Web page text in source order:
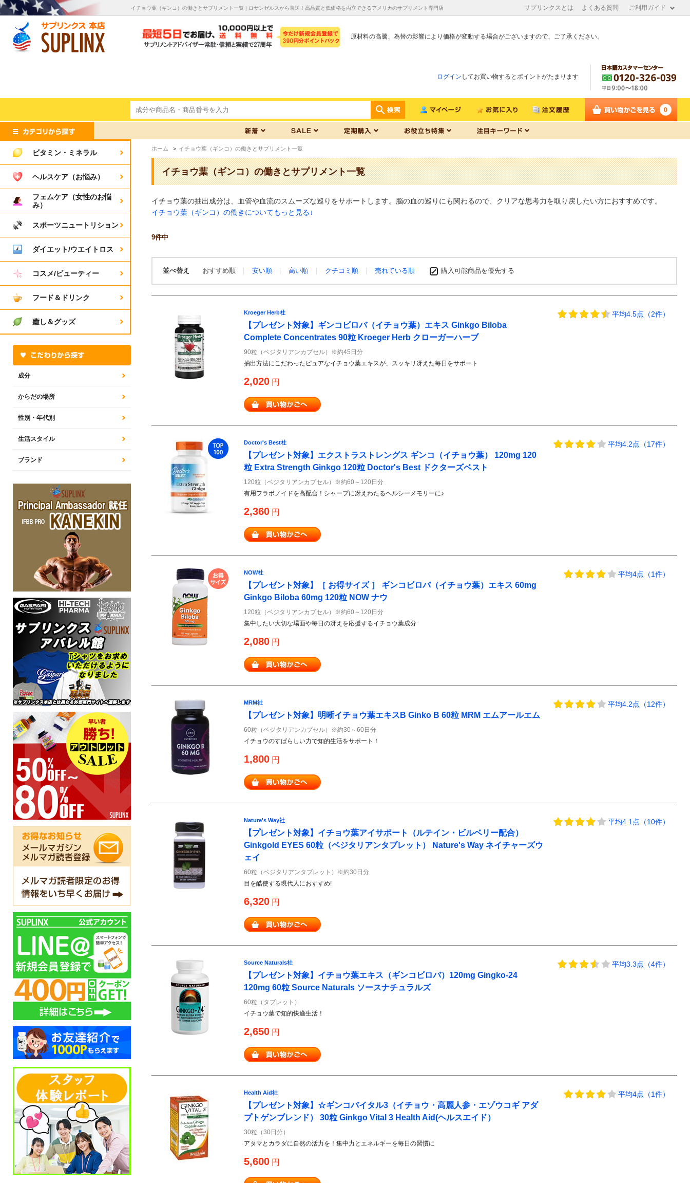
イチョウ葉（ギンコ）の働きとサプリメント一覧 | ロサンゼルスから直送！高品質と低価格を両立できるアメリカのサプリメント専門店 サプリンクスとは よくある質問 ご利用ガイド
原材料の高騰、為替の影響により価格が変動する場合がございますので、ご了承ください。
ログイン してお買い物するとポイントがたまります
0
ホーム > イチョウ葉（ギンコ）の働きとサプリメント一覧
イチョウ葉（ギンコ）の働きとサプリメント一覧
イチョウ葉の抽出成分は、血管や血流のスムーズな巡りをサポートします。脳の血の巡りにも関わるので、クリアな思考力を取り戻したい方におすすめです。
イチョウ葉（ギンコ）の働きについてもっと見る↓
9件中
並べ替え おすすめ順 安い順 高い順 クチコミ順 売れている順 購入可能商品を優先する
平均4.5点（2件）
Kroeger Herb社
【プレゼント対象】ギンコビロバ（イチョウ葉）エキス Ginkgo Biloba
Complete Concentrates 90粒 Kroeger Herb クローガーハーブ
90粒（ベジタリアンカプセル）※約45日分
抽出方法にこだわったピュアなイチョウ葉エキスが、スッキリ冴えた毎日をサポート
2,020 円
平均4.2点（17件）
Doctor's Best社
【プレゼント対象】エクストラストレングス ギンコ（イチョウ葉） 120mg 120
粒 Extra Strength Ginkgo 120粒 Doctor's Best ドクターズベスト
120粒（ベジタリアンカプセル）※約60～120日分
有用フラボノイドを高配合！シャープに冴えわたるヘルシーメモリーに♪
2,360 円
平均4点（1件）
NOW社
【プレゼント対象】［ お得サイズ ］ ギンコビロバ（イチョウ葉）エキス 60mg
Ginkgo Biloba 60mg 120粒 NOW ナウ
120粒（ベジタリアンカプセル）※約60～120日分
集中したい大切な場面や毎日の冴えを応援するイチョウ葉成分
2,080 円
平均4.2点（12件）
MRM社
【プレゼント対象】明晰イチョウ葉エキスB Ginko B 60粒 MRM エムアールエム
60粒（ベジタリアンカプセル）※約30～60日分
イチョウのすばらしい力で知的生活をサポート！
1,800 円
平均4.1点（10件）
Nature's Way社
【プレゼント対象】イチョウ葉アイサポート（ルテイン・ビルベリー配合）
Ginkgold EYES 60粒（ベジタリアンタブレット） Nature's Way ネイチャーズウ
ェイ
60粒（ベジタリアンタブレット）※約30日分
目を酷使する現代人におすすめ!
6,320 円
平均3.3点（4件）
Source Naturals社
【プレゼント対象】イチョウ葉エキス（ギンコビロバ）120mg Gingko-24
120mg 60粒 Source Naturals ソースナチュラルズ
60粒（タブレット）
イチョウ葉で知的快適生活！
2,650 円
平均4点（1件）
Health Aid社
【プレゼント対象】☆ギンコバイタル3（イチョウ・高麗人参・エゾウコギ アダ
プトゲンブレンド） 30粒 Ginkgo Vital 3 Health Aid(ヘルスエイド）
30粒（30日分）
アタマとカラダに自然の活力を！集中力とエネルギーを毎日の習慣に
5,600 円
ビタミン・ミネラル
ヘルスケア（お悩み）
フェムケア（女性のお悩
み）
スポーツニュートリション
ダイエット/ウエイトロス
コスメ/ビューティー
フード＆ドリンク
癒し＆グッズ
成分
からだの場所
性別・年代別
生活スタイル
ブランド